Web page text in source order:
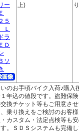
ー
５
Ｌ
ラ
Ｄ
ソ
上)
のお手頃バイク入荷♪購
年込の値段です。盗難保
換チケット等もご用意さ
乗り換えをご検討のお客
カスタム・法定点検等も
。ＳＤＳシステムも完備